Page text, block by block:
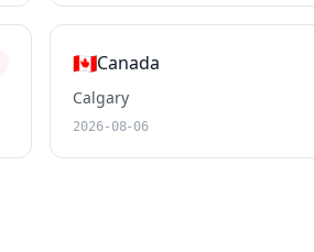
🇨🇦Canada
Calgary
2026-08-06